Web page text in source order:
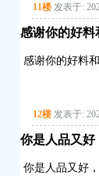
11楼 发表于:
感谢你的好料
感谢你的好料
12楼 发表于:
你是人品又好
你是人品又好